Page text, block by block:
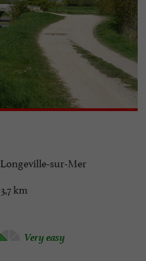
Longeville-sur-Mer
3,7 km
Very easy